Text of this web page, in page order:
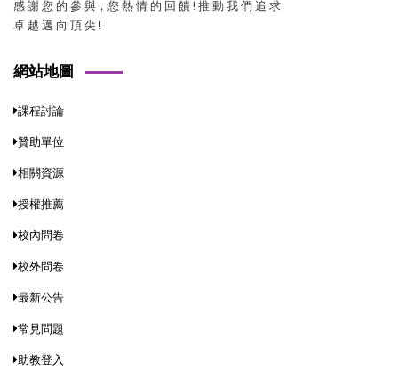
感 謝 您 的 參 與，您 熱 情 的 回 饋 ! 推 動 我 們 追 求
卓 越 邁 向 頂 尖 !
網站地圖
課程討論
贊助單位
相關資源
授權推薦
校內問卷
校外問卷
最新公告
常見問題
助教登入